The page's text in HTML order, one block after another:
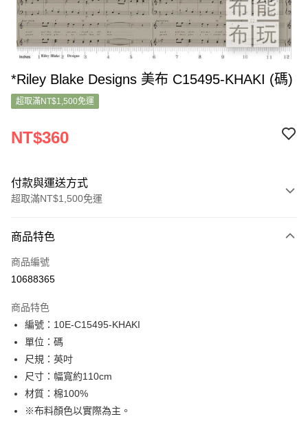
*Riley Blake Designs 美布 C15495-KHAKI (碼)
超取滿NT$1,500免運
NT$360
付款與運送方式
超取滿NT$1,500免運
信用卡一次付款
超商取貨付款
Apple Pay
街口支付
Google Pay
大哥付你分期
相關說明
商品特色
商品編號
10688365
商品特色
編號：10E-C15495-KHAKI
單位：碼
尺規：英吋
尺寸：幅寬約110cm
材質：棉100%
※布料顏色以實際為主。